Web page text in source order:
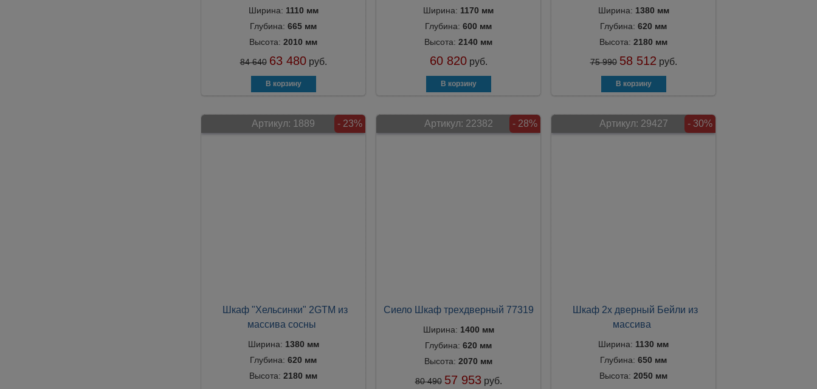
Ширина: 1110 мм
Глубина: 665 мм
Высота: 2010 мм
84 640 63 480 руб.
Ширина: 1170 мм
Глубина: 600 мм
Высота: 2140 мм
60 820 руб.
Ширина: 1380 мм
Глубина: 620 мм
Высота: 2180 мм
75 990 58 512 руб.
Артикул: 1889 - 23%
Шкаф "Хельсинки" 2GTM из
массива сосны
Ширина: 1380 мм
Глубина: 620 мм
Высота: 2180 мм
Артикул: 22382 - 28%
Сиело Шкаф трехдверный 77319
Ширина: 1400 мм
Глубина: 620 мм
Высота: 2070 мм
80 490 57 953 руб.
Артикул: 29427 - 30%
Шкаф 2х дверный Бейли из
массива
Ширина: 1130 мм
Глубина: 650 мм
Высота: 2050 мм